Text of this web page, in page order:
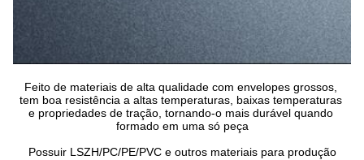
Feito de materiais de alta qualidade com envelopes grossos,
tem boa resistência a altas temperaturas, baixas temperaturas
e propriedades de tração, tornando-o mais durável quando
formado em uma só peça
Possuir LSZH/PC/PE/PVC e outros materiais para produção